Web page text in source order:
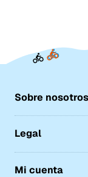
Sobre nosotros
Legal
Mi cuenta